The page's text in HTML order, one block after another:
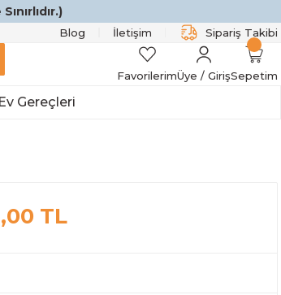
Blog İletişim Sipariş Takibi
FavorilerimÜye / GirişSepetim
Ev Gereçleri
TL